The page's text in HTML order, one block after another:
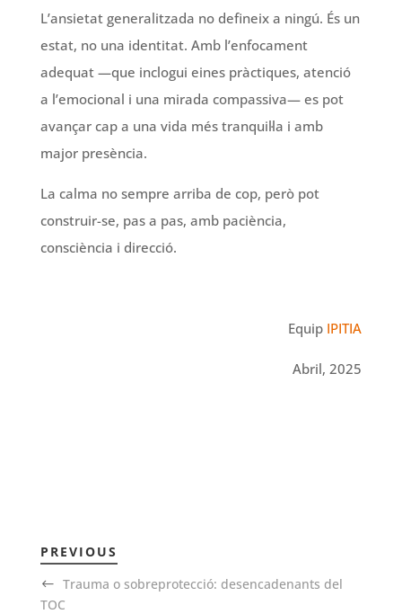
L’ansietat generalitzada no defineix a ningú. És un
estat, no una identitat. Amb l’enfocament
adequat —que inclogui eines pràctiques, atenció
a l’emocional i una mirada compassiva— es pot
avançar cap a una vida més tranquil·la i amb
major presència.
La calma no sempre arriba de cop, però pot
construir-se, pas a pas, amb paciència,
consciència i direcció.
Equip IPITIA
Abril, 2025
PREVIOUS
Trauma o sobreprotecció: desencadenants del
TOC